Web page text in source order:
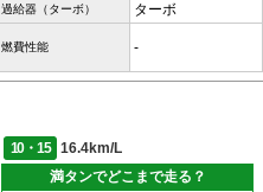
過給器（ターボ） ターボ
燃費性能 -
10・15
16.4km/L
満タンでどこまで走る？